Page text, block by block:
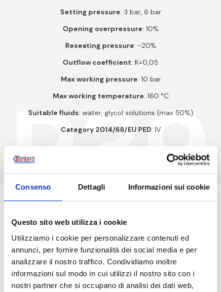
Consenso Dettagli Informazioni sui cookie
Questo sito web utilizza i cookie
Utilizziamo i cookie per personalizzare contenuti ed
annunci, per fornire funzionalità dei social media e per
analizzare il nostro traffico. Condividiamo inoltre
informazioni sul modo in cui utilizzi il nostro sito con i
nostri partner che si occupano di analisi dei dati web,
P39
Setting pressure: 3 bar, 6 bar
Opening overpressure: 10%
Reseating pressure: -20%
Outflow coefficient: K=0,05
Max working pressure: 10 bar
Max working temperature: 160 °C
Suitable fluids: water, glycol solutions (max 50%)
Category 2014/68/EU PED: IV
Download instruction book
Product codes
Item code
P390150003 G 1/2 F - G 3/4 F